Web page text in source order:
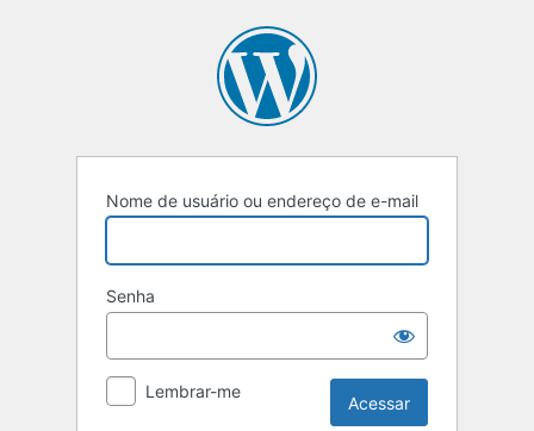
Nome de usuário ou endereço de e-mail
Senha
Lembrar-me